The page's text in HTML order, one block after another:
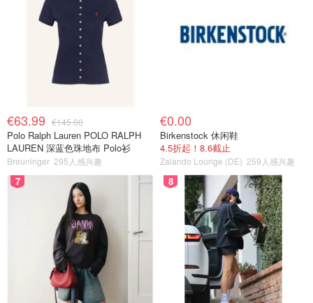
€63.99 €145.00
Polo Ralph Lauren POLO RALPH
LAUREN 深蓝色珠地布 Polo衫
Breuninger 295人感兴趣
€0.00
Birkenstock 休闲鞋
4.5折起！8.6截止
Zalando Lounge (DE) 259人感兴趣
7 8